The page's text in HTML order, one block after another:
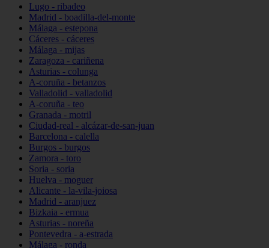
Lugo - ribadeo
Madrid - boadilla-del-monte
Málaga - estepona
Cáceres - cáceres
Málaga - mijas
Zaragoza - cariñena
Asturias - colunga
A-coruña - betanzos
Valladolid - valladolid
A-coruña - teo
Granada - motril
Ciudad-real - alcázar-de-san-juan
Barcelona - calella
Burgos - burgos
Zamora - toro
Soria - soria
Huelva - moguer
Alicante - la-vila-joiosa
Madrid - aranjuez
Bizkaia - ermua
Asturias - noreña
Pontevedra - a-estrada
Málaga - ronda